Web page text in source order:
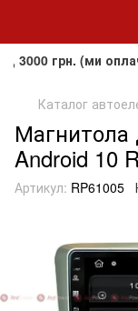
(ми
Каталог
Магнитола
Android 10
Артикул: RP61005